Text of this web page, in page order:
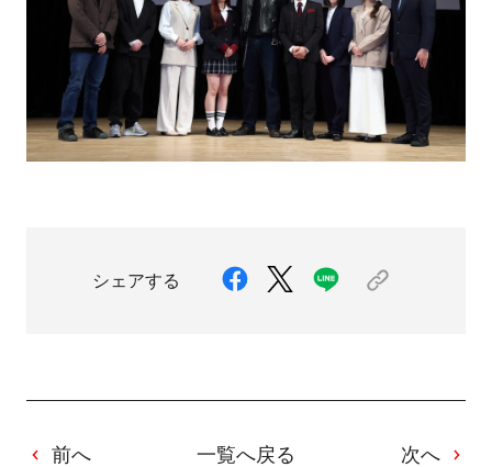
シェアする
前へ 一覧へ戻る 次へ